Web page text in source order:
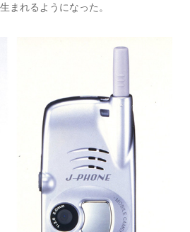
まれるようになった。